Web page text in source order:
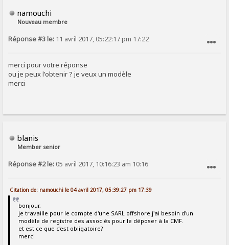
namouchi
Nouveau membre
Réponse #3 le: 11 avril 2017, 05:22:17 pm 17:22
merci pour votre réponse
ou je peux l'obtenir ? je veux un modèle
merci
blanis
Member senior
Réponse #2 le: 05 avril 2017, 10:16:23 am 10:16
Citation de: namouchi le 04 avril 2017, 05:39:27 pm 17:39
bonjour,
je travaille pour le compte d'une SARL offshore j'ai besoin d'un
modèle de registre des associés pour le déposer à la CMF.
et est ce que c'est obligatoire?
merci